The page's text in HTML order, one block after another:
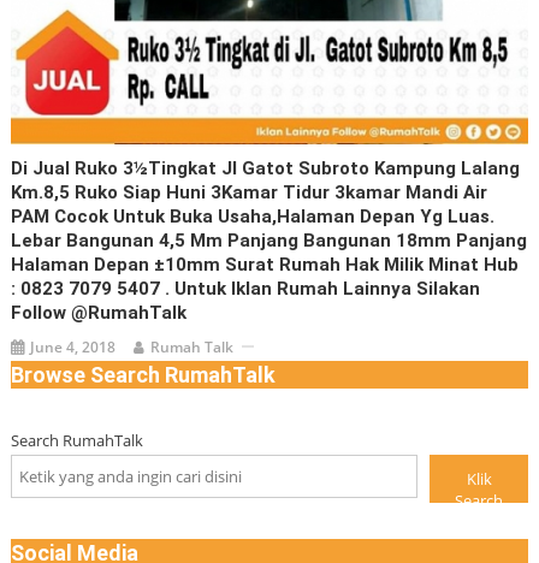
Di Jual Ruko 3½tingkat Jl Gatot Subroto Kampung Lalang
Km.8,5 Ruko Siap Huni 3Kamar Tidur 3kamar Mandi Air
PAM Cocok Untuk Buka Usaha,halaman Depan Yg Luas.
Lebar Bangunan 4,5 Mm Panjang Bangunan 18mm Panjang
Halaman Depan ±10mm Surat Rumah Hak Milik Minat Hub
: 0823 7079 5407 . Untuk Iklan Rumah Lainnya Silakan
Follow @RumahTalk
June 4, 2018 Rumah Talk
Browse Search RumahTalk
Search RumahTalk
Klik
Search
Social Media